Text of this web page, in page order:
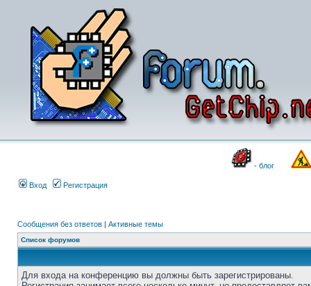
- блог
Вход Регистрация
Сообщения без ответов | Активные темы
Список форумов
Для входа на конференцию вы должны быть зарегистрированы.